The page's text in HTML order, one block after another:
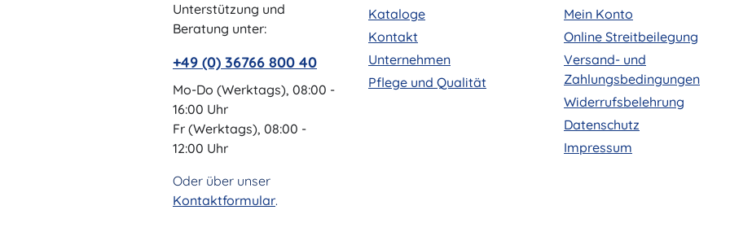
Unterstützung und
Beratung unter:
+49 (0) 36766 800 40
Mo-Do (Werktags), 08:00 -
16:00 Uhr
Fr (Werktags), 08:00 -
12:00 Uhr
Oder über unser
Kontaktformular.
Kataloge
Kontakt
Unternehmen
Pflege und Qualität
Mein Konto
Online Streitbeilegung
Versand- und
Zahlungsbedingungen
Widerrufsbelehrung
Datenschutz
Impressum